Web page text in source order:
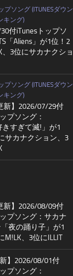
プソング (ITUNESダウン
キング)
付iTunesトップソ
「Aliens」が1位！2
、3位にサカナクショ
プソング (ITUNESダウン
キング)
新】2026/07/29付
プソング：
きすぎて滅!」が1
サカナクション、3
新】2026/08/09付
プソング：サカナ
夜の踊り子」が1
M!LK、3位にILLIT
新】2026/08/01付
プソング：